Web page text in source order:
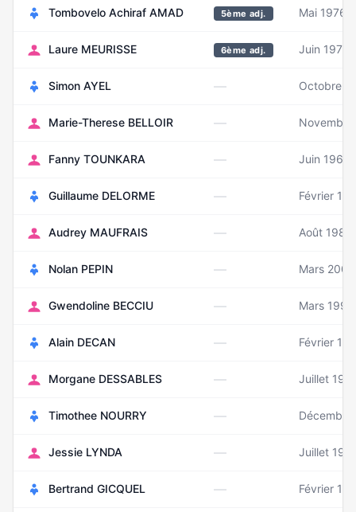
Tombovelo Achiraf AMAD 5ème adj. Mai 1976
Laure MEURISSE 6ème adj. Juin 1973
Simon AYEL — Octobre
Marie-Therese BELLOIR — Novembre
Fanny TOUNKARA — Juin 1967
Guillaume DELORME — Février
Audrey MAUFRAIS — Août 1984
Nolan PEPIN — Mars 2002
Gwendoline BECCIU — Mars 1991
Alain DECAN — Février
Morgane DESSABLES — Juillet
Timothee NOURRY —
Jessie LYNDA — Juillet
Bertrand GICQUEL — Février